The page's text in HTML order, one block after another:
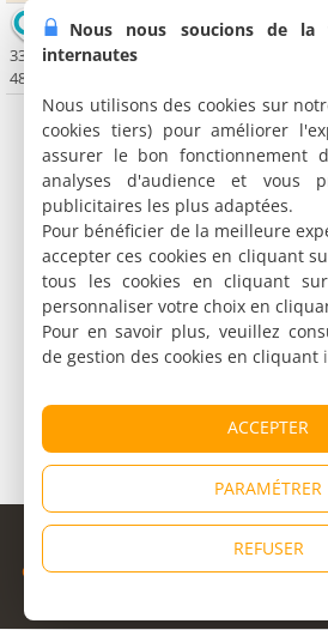
Office de Tourisme de Florac
33 avenue Jean Monestier
48400 Florac
© Copyright 1998 -
Cybevasion|Mentions légales|
Nous nous soucions de
internautes
Nous utilisons des cookies sur
cookies tiers) pour améliorer
assurer le bon fonctionnement
analyses d'audience et vous
publicitaires les plus adaptées.
Pour bénéficier de la meilleure
accepter ces cookies en cliquant
tous les cookies en cliquant
personnaliser votre choix en
Pour en savoir plus, veuillez
de gestion des cookies en cliquant
ACCEPTER
PARAMÉTRER
REFUSER